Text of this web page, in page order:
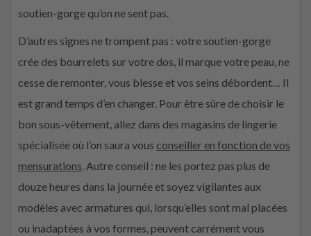
soutien-gorge qu’on ne sent pas.
D’autres signes ne trompent pas : votre soutien-gorge
crée des bourrelets sur votre dos, il marque votre peau, ne
cesse de remonter, vous blesse et vos seins débordent… Il
est grand temps d’en changer. Pour être sûre de choisir le
bon sous-vêtement, allez dans des magasins de lingerie
spécialisée où l’on saura vous conseiller en fonction de vos
mensurations. Autre conseil : ne les portez pas plus de
douze heures dans la journée et soyez vigilantes aux
modèles avec armatures qui, lorsqu’elles sont mal placées
ou inadaptées à vos formes, peuvent carrément vous